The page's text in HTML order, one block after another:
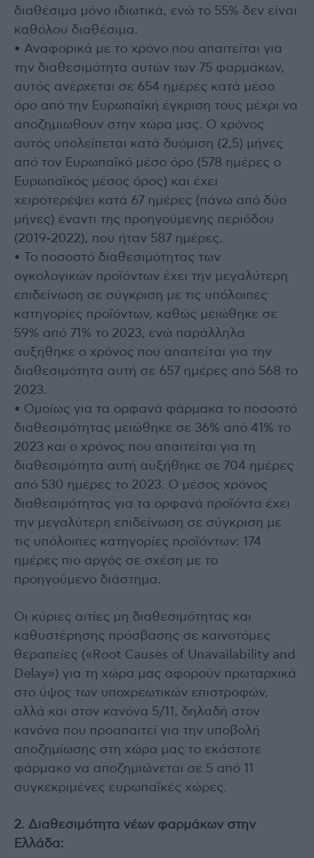
διαθέσιμα μόνο ιδιωτικά, ενώ το 55% δεν είναι
καθόλου διαθέσιμα.
• Αναφορικά με το χρόνο που απαιτείται για
την διαθεσιμότητα αυτών των 75 φαρμάκων,
αυτός ανέρχεται σε 654 ημέρες κατά μέσο
όρο από την Ευρωπαϊκή έγκριση τους μέχρι να
αποζημιωθούν στην χώρα μας. Ο χρόνος
αυτός υπολείπεται κατά δυόμιση (2,5) μήνες
από τον Ευρωπαϊκό μέσο όρο (578 ημέρες ο
Ευρωπαϊκός μέσος όρος) και έχει
χειροτερέψει κατά 67 ημέρες (πάνω από δύο
μήνες) έναντι της προηγούμενης περιόδου
(2019-2022), που ήταν 587 ημέρες.
• Το ποσοστό διαθεσιμότητας των
ογκολογικών προϊόντων έχει την μεγαλύτερη
επιδείνωση σε σύγκριση με τις υπόλοιπες
κατηγορίες προϊόντων, καθώς μειώθηκε σε
59% από 71% το 2023, ενώ παράλληλα
αυξήθηκε ο χρόνος που απαιτείται για την
διαθεσιμότητα αυτή σε 657 ημέρες από 568 το
2023.
• Ομοίως για τα ορφανά φάρμακα το ποσοστό
διαθεσιμότητας μειώθηκε σε 36% από 41% το
2023 και ο χρόνος που απαιτείται για τη
διαθεσιμότητα αυτή αυξήθηκε σε 704 ημέρες
από 530 ημέρες το 2023. Ο μέσος χρόνος
διαθεσιμότητας για τα ορφανά προϊόντα έχει
την μεγαλύτερη επιδείνωση σε σύγκριση με
τις υπόλοιπες κατηγορίες προϊόντων: 174
ημέρες πιο αργός σε σχέση με το
προηγούμενο διάστημα.
Οι κύριες αιτίες μη διαθεσιμότητας και
καθυστέρησης πρόσβασης σε καινοτόμες
θεραπείες («Root Causes of Unavailability and
Delay») για τη χώρα μας αφορούν πρωταρχικά
στο ύψος των υποχρεωτικών επιστροφών,
αλλά και στον κανόνα 5/11, δηλαδή στον
κανόνα που προαπαιτεί για την υποβολή
αποζημίωσης στη χώρα μας το εκάστοτε
φάρμακο να αποζημιώνεται σε 5 από 11
συγκεκριμένες ευρωπαϊκές χώρες.
2. Διαθεσιμότητα νέων φαρμάκων στην
Ελλάδα: